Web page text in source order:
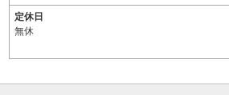
定休日
無休